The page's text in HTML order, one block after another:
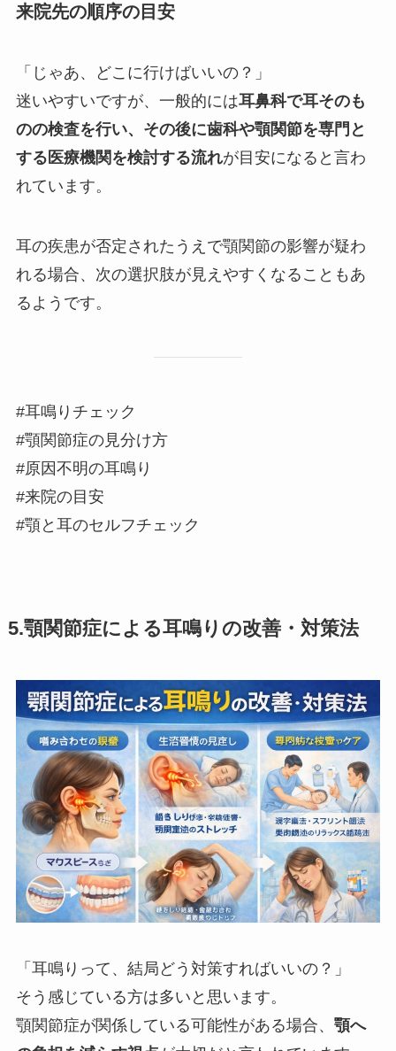
来院先の順序の目安
「じゃあ、どこに行けばいいの？」
迷いやすいですが、一般的には耳鼻科で耳そのも
のの検査を行い、その後に歯科や顎関節を専門と
する医療機関を検討する流れが目安になると言わ
れています。
耳の疾患が否定されたうえで顎関節の影響が疑わ
れる場合、次の選択肢が見えやすくなることもあ
るようです。
#耳鳴りチェック
#顎関節症の見分け方
#原因不明の耳鳴り
#来院の目安
#顎と耳のセルフチェック
5.顎関節症による耳鳴りの改善・対策法
「耳鳴りって、結局どう対策すればいいの？」
そう感じている方は多いと思います。
顎関節症が関係している可能性がある場合、 顎へ